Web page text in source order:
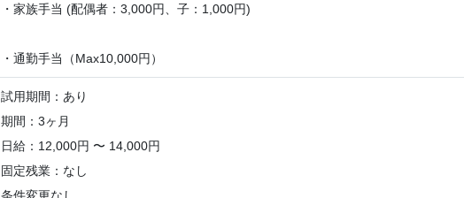
・家族手当 (配偶者：3,000円、子：1,000円)
・通勤手当（Max10,000円）
試用期間：あり
期間：3ヶ月
日給：12,000円 〜 14,000円
固定残業：なし
条件変更なし